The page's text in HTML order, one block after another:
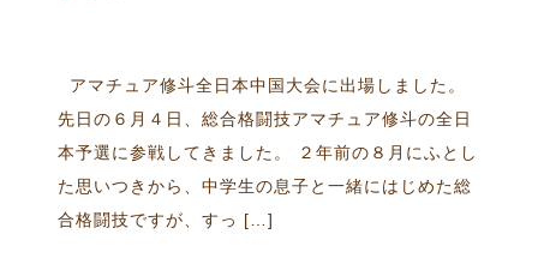
アマチュア修斗全日本中国大会に出場しました。
先日の６月４日、総合格闘技アマチュア修斗の全日
本予選に参戦してきました。 ２年前の８月にふとし
た思いつきから、中学生の息子と一緒にはじめた総
合格闘技ですが、すっ […]